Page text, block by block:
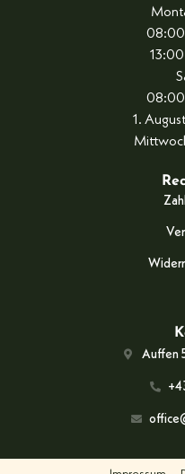
08:00
13:00
08:00
1.
Auffen